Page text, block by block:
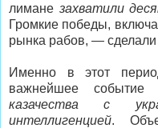
лимане захватили
Громкие победы,
рынка рабов, —
Именно в этот
важнейшее
казачества с
интеллигенцией.